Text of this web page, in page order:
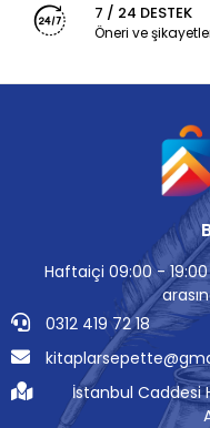
7 / 24 DESTEK
Öneri ve
Haftaiçi 09:00 -
0312 419 72 18
İstanbul Caddesi